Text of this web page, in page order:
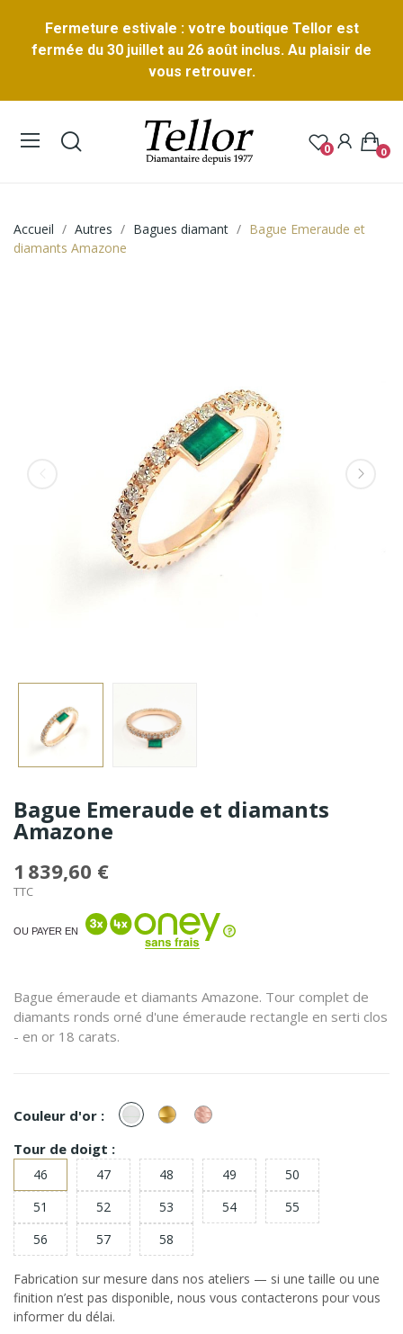
Fermeture estivale : votre boutique Tellor est
fermée du 30 juillet au 26 août inclus. Au plaisir de
vous retrouver.
0 0
Accueil Autres Bagues diamant
Bague Emeraude et
diamants Amazone
Bague Emeraude et diamants
Amazone
1 839,60 €
TTC
OU PAYER EN
Bague émeraude et diamants Amazone. Tour complet de
diamants ronds orné d'une émeraude rectangle en serti clos
- en or 18 carats.
Couleur d'or : or
Blanc
or
Jaune
or
Rose
Tour de doigt :
46 47 48 49
50
51
52 53 54
55
56
57 58
Fabrication sur mesure dans nos ateliers — si une taille ou une
finition n’est pas disponible, nous vous contacterons pour vous
informer du délai.